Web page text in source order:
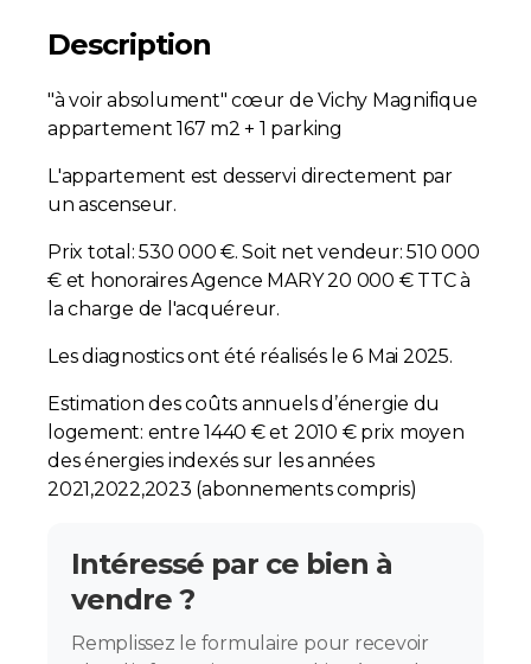
Description
"à voir absolument" cœur de Vichy Magnifique
appartement 167 m2 + 1 parking
L'appartement est desservi directement par
un ascenseur.
Prix total: 530 000 €. Soit net vendeur: 510 000
€ et honoraires Agence MARY 20 000 € TTC à
la charge de l'acquéreur.
Les diagnostics ont été réalisés le 6 Mai 2025.
Estimation des coûts annuels d’énergie du
logement: entre 1440 € et 2010 € prix moyen
des énergies indexés sur les années
2021,2022,2023 (abonnements compris)
Intéressé par ce bien à
vendre ?
Remplissez le formulaire pour recevoir